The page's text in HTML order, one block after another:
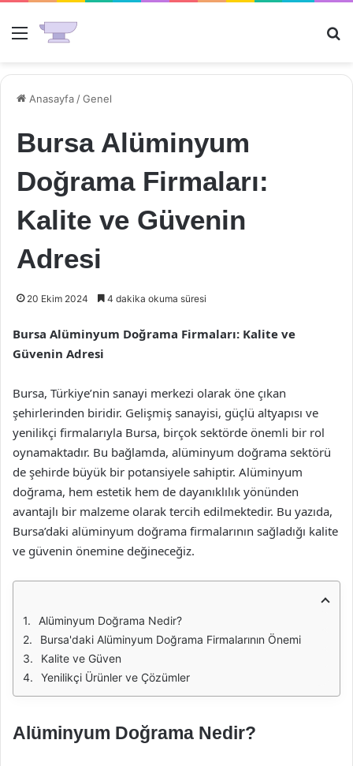
Menü
Anasayfa /Genel
Bursa Alüminyum
Doğrama Firmaları:
Kalite ve Güvenin
Adresi
20 Ekim 2024 4 dakika okuma süresi
Bursa Alüminyum Doğrama Firmaları: Kalite ve
Güvenin Adresi
Bursa, Türkiye’nin sanayi merkezi olarak öne çıkan
şehirlerinden biridir. Gelişmiş sanayisi, güçlü altyapısı ve
yenilikçi firmalarıyla Bursa, birçok sektörde önemli bir rol
oynamaktadır. Bu bağlamda, alüminyum doğrama sektörü
de şehirde büyük bir potansiyele sahiptir. Alüminyum
doğrama, hem estetik hem de dayanıklılık yönünden
avantajlı bir malzeme olarak tercih edilmektedir. Bu yazıda,
Bursa’daki alüminyum doğrama firmalarının sağladığı kalite
ve güvenin önemine değineceğiz.
Alüminyum Doğrama Nedir?
Bursa'daki Alüminyum Doğrama Firmalarının Önemi
Kalite ve Güven
Yenilikçi Ürünler ve Çözümler
Alüminyum Doğrama Nedir?